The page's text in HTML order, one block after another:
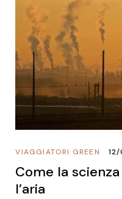
VIAGGIATORI GREEN
Come la
l’aria